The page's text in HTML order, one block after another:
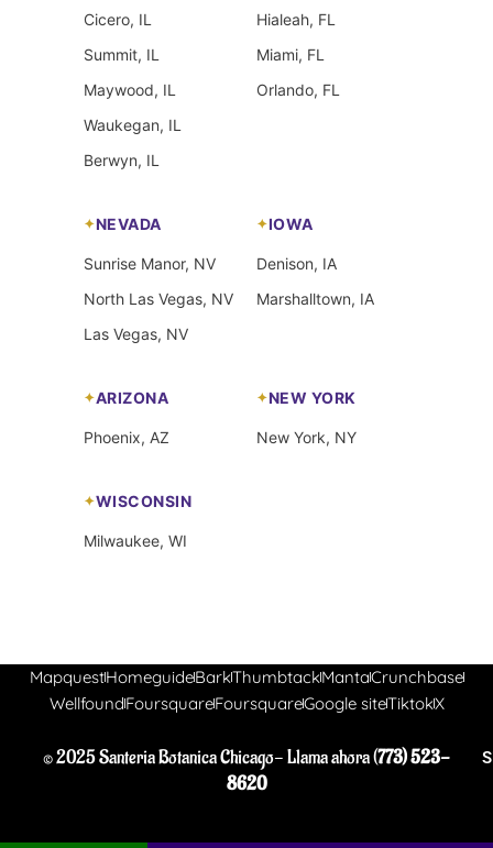
Cicero, IL
Summit, IL
Maywood, IL
Waukegan, IL
Berwyn, IL
Hialeah, FL
Miami, FL
Orlando, FL
NEVADA
Sunrise Manor, NV
North Las Vegas, NV
Las Vegas, NV
IOWA
Denison, IA
Marshalltown, IA
ARIZONA
Phoenix, AZ
NEW YORK
New York, NY
WISCONSIN
Milwaukee, WI
MapquestHomeguideBarkThumbtackMantaCrunchbase
WellfoundFoursquareFoursquareGoogle siteTiktokX
© 2025 Santeria Botanica Chicago- Llama ahora (773) 523-
8620